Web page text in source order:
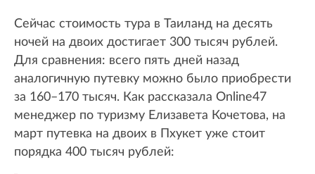
Сейчас стоимость тура в Таиланд на десять
ночей на двоих достигает 300 тысяч рублей.
Для сравнения: всего пять дней назад
аналогичную путевку можно было приобрести
за 160–170 тысяч. Как рассказала Online47
менеджер по туризму Елизавета Кочетова, на
март путевка на двоих в Пхукет уже стоит
порядка 400 тысяч рублей: